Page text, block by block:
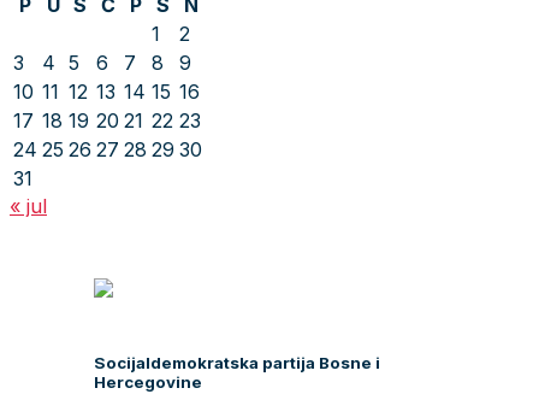
P
U S Č P S
N
1
2
3
4 5 6 7 8
9
10 11 12 13 14 15 16
17 18 19 20 21 22 23
24 25 26 27 28 29 30
31
« jul
Socijaldemokratska partija Bosne i
Hercegovine